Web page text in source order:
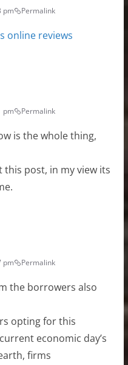
pm Permalink
online reviews
pm Permalink
is the whole thing,
post, in my view its
pm Permalink
the borrowers also
opting for this
economic day’s
firms